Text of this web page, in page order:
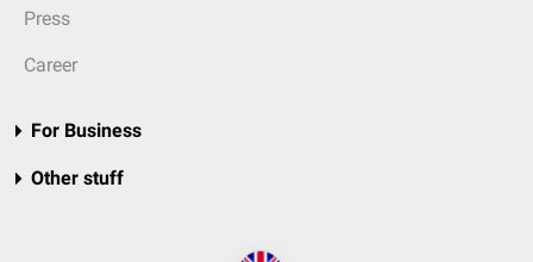
Press
Career
For Business
Other stuff